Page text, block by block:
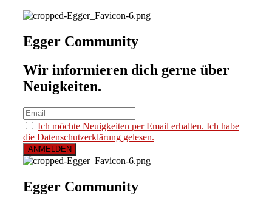
Egger Community
Wir informieren dich gerne über
Neuigkeiten.
Ich möchte Neuigkeiten per Email erhalten. Ich habe
die Datenschutzerklärung gelesen.
Egger Community